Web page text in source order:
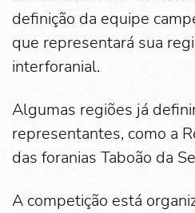
definição da equipe
que representará sua
interforanial.
Algumas regiões já
representantes, como a
das foranias Taboão da
A competição está